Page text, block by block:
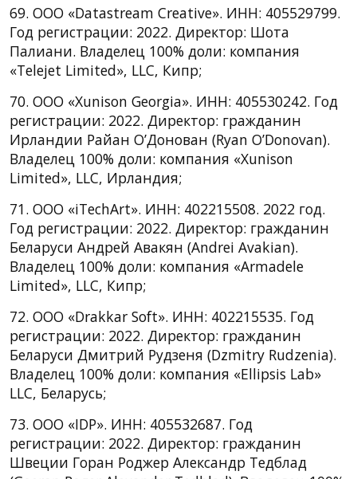
69. ООО «Datastream Creative». ИНН: 405529799.
Год регистрации: 2022. Директор: Шота
Палиани. Владелец 100% доли: компания
«Telejet Limited», LLC, Кипр;
70. ООО «Xunison Georgia». ИНН: 405530242. Год
регистрации: 2022. Директор: гражданин
Ирландии Райан О’Донован (Ryan O’Donovan).
Владелец 100% доли: компания «Xunison
Limited», LLC, Ирландия;
71. ООО «iTechArt». ИНН: 402215508. 2022 год.
Год регистрации: 2022. Директор: гражданин
Беларуси Андрей Авакян (Andrei Avakian).
Владелец 100% доли: компания «Armadele
Limited», LLC, Кипр;
72. ООО «Drakkar Soft». ИНН: 402215535. Год
регистрации: 2022. Директор: гражданин
Беларуси Дмитрий Рудзеня (Dzmitry Rudzenia).
Владелец 100% доли: компания «Ellipsis Lab»
LLC, Беларусь;
73. ООО «IDP». ИНН: 405532687. Год
регистрации: 2022. Директор: гражданин
Швеции Горан Роджер Александр Тедблад